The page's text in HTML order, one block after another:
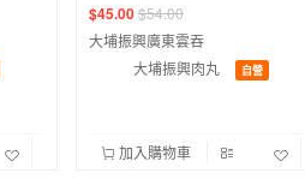
$45.00$54.00
大埔振興廣東雲吞
大埔振興肉丸
自營
加入購物車